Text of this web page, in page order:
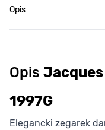
Opis
Opis Jacques
1997G
Elegancki zegarek